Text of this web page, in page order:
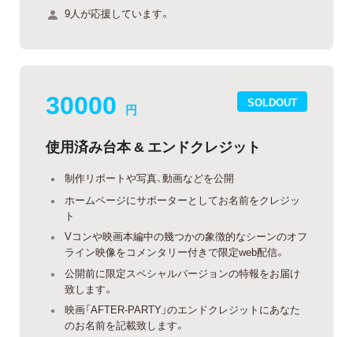
9人が応援しています。
SOLDOUT
30000 円
使用済み台本 & エンドクレジット
制作リポートや写真、動画などを公開
ホームページにサポーターとしてお名前をクレジッ
ト
Vコンや映画本編中の幾つかの象徴的なシーンのオフ
ライン映像をコメンタリー付きで限定web配信。
公開前に限定スペシャルバージョンの特報をお届け
致します。
映画「AFTER-PARTY」のエンドクレジットにあなた
のお名前を記載致します。